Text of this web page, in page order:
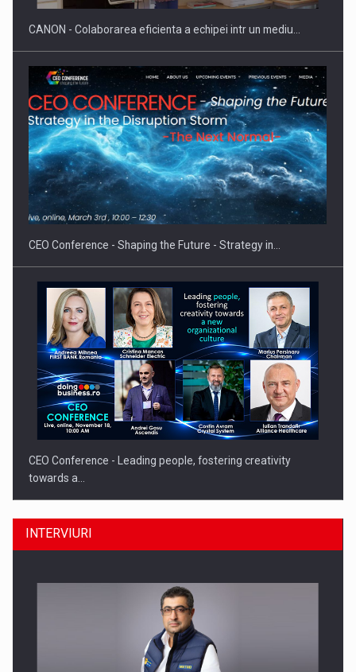
Proteinmaxxing and the Future of Protein Demand
CANON - Colaborarea eficienta a echipei intr un mediu…
CEO Conference - Shaping the Future - Strategy in…
CEO Conference - Leading people, fostering creativity
towards a…
INTERVIURI